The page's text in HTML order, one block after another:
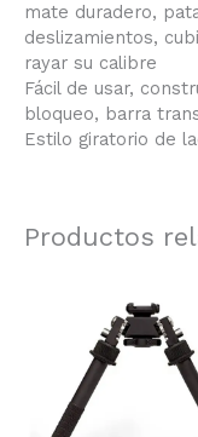
mate duradero,
deslizamientos,
rayar su calibre
Fácil de usar,
bloqueo, barra
Estilo giratorio de
Productos